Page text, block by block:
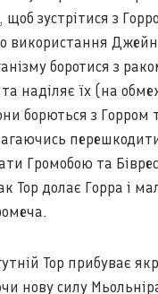
щоб зустрітися з
використання
боротися з
та наділяє їх (на
борються з Горром
Громобою та
Тор долає Горра і
Тор прибуває
нову силу